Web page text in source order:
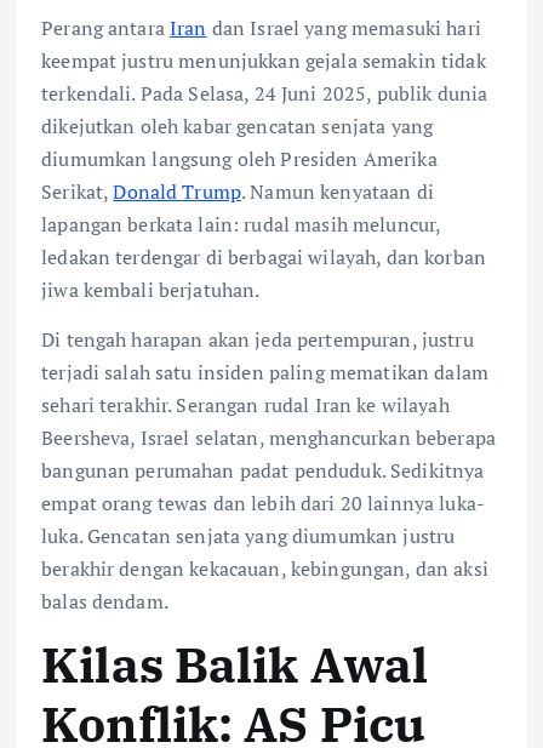
Perang antaraIran dan Israel yang memasuki hari
keempat justru menunjukkan gejala semakin tidak
terkendali. Pada Selasa, 24 Juni 2025, publik dunia
dikejutkan oleh kabar gencatan senjata yang
diumumkan langsung oleh Presiden Amerika
Serikat,Donald Trump. Namun kenyataan di
lapangan berkata lain: rudal masih meluncur,
ledakan terdengar di berbagai wilayah, dan korban
jiwa kembali berjatuhan.
Di tengah harapan akan jeda pertempuran, justru
terjadi salah satu insiden paling mematikan dalam
sehari terakhir. Serangan rudal Iran ke wilayah
Beersheva, Israel selatan, menghancurkan beberapa
bangunan perumahan padat penduduk. Sedikitnya
empat orang tewas dan lebih dari 20 lainnya luka-
luka. Gencatan senjata yang diumumkan justru
berakhir dengan kekacauan, kebingungan, dan aksi
balas dendam.
Kilas Balik Awal
Konflik: AS Picu